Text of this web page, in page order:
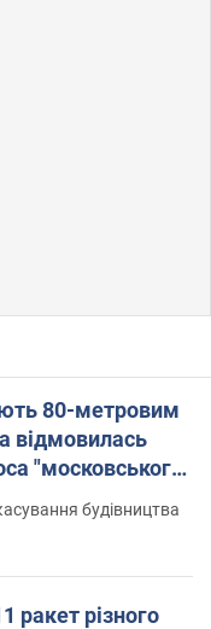
80-метровим
відмовилась
"московського
будівництва
ракет різного